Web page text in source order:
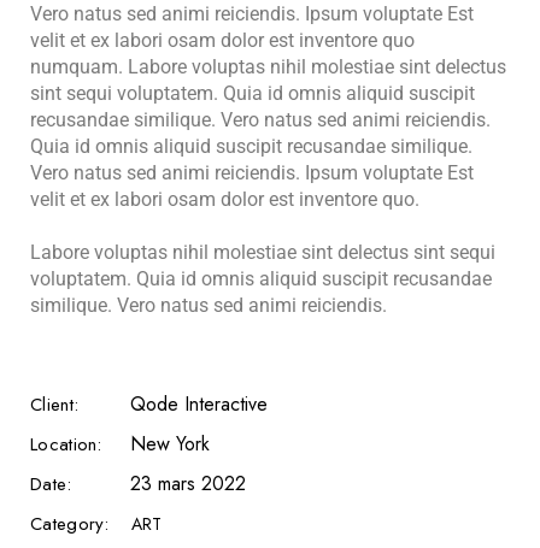
Vero natus sed animi reiciendis. Ipsum voluptate Est
velit et ex labori osam dolor est inventore quo
numquam. Labore voluptas nihil molestiae sint delectus
sint sequi voluptatem. Quia id omnis aliquid suscipit
recusandae similique. Vero natus sed animi reiciendis.
Quia id omnis aliquid suscipit recusandae similique.
Vero natus sed animi reiciendis. Ipsum voluptate Est
velit et ex labori osam dolor est inventore quo.
Labore voluptas nihil molestiae sint delectus sint sequi
voluptatem. Quia id omnis aliquid suscipit recusandae
similique. Vero natus sed animi reiciendis.
Client: Qode Interactive
Location: New York
Date: 23 mars 2022
Category: ART